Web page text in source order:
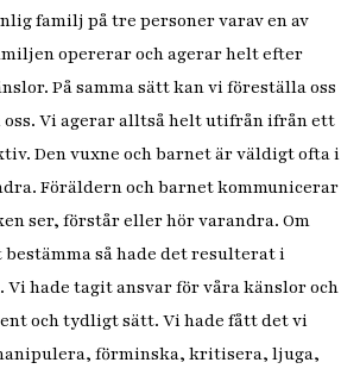
familj på tre personer varav en av
opererar och agerar helt efter
På samma sätt kan vi föreställa oss
Vi agerar alltså helt utifrån ifrån ett
Den vuxne och barnet är väldigt ofta i
Föräldern och barnet kommunicerar
ser, förstår eller hör varandra. Om
så hade det resulterat i
hade tagit ansvar för våra känslor och
och tydligt sätt. Vi hade fått det vi
förminska, kritisera, ljuga,